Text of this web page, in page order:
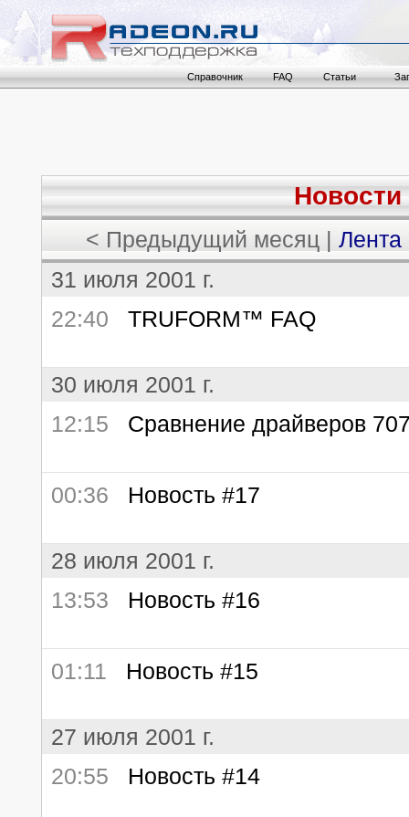
Справочник FAQ Статьи
Новости
< Предыдущий месяц | Лента
31 июля 2001 г.
22:40 TRUFORM™ FAQ
30 июля 2001 г.
12:15 Сравнение драйверов
00:36 Новость #17
28 июля 2001 г.
13:53 Новость #16
01:11 Новость #15
27 июля 2001 г.
20:55 Новость #14